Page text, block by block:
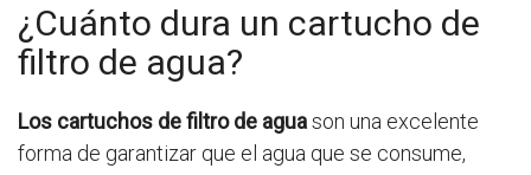
¿Cuánto dura un cartucho de
filtro de agua?
Los cartuchos de filtro de aguason una excelente
forma de garantizar que el agua que se consume,